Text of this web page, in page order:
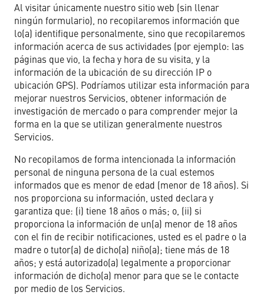
Al visitar únicamente nuestro sitio web (sin llenar
ningún formulario), no recopilaremos información que
lo(a) identifique personalmente, sino que recopilaremos
información acerca de sus actividades (por ejemplo: las
páginas que vio, la fecha y hora de su visita, y la
información de la ubicación de su dirección IP o
ubicación GPS). Podríamos utilizar esta información para
mejorar nuestros Servicios, obtener información de
investigación de mercado o para comprender mejor la
forma en la que se utilizan generalmente nuestros
Servicios.
No recopilamos de forma intencionada la información
personal de ninguna persona de la cual estemos
informados que es menor de edad (menor de 18 años). Si
nos proporciona su información, usted declara y
garantiza que: (i) tiene 18 años o más; o, (ii) si
proporciona la información de un(a) menor de 18 años
con el fin de recibir notificaciones, usted es el padre o la
madre o tutor(a) de dicho(a) niño(a); tiene más de 18
años; y está autorizado(a) legalmente a proporcionar
información de dicho(a) menor para que se le contacte
por medio de los Servicios.